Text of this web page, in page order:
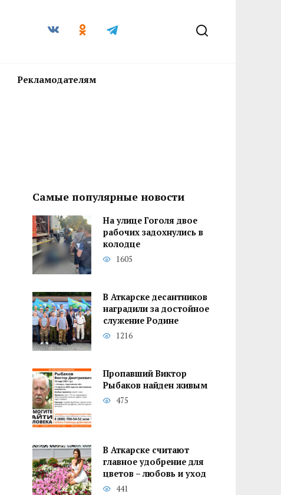
Рекламодателям
Самые популярные новости
На улице Гоголя двое
рабочих задохнулись в
колодце
1605
В Аткарске десантников
наградили за достойное
служение Родине
1216
Пропавший Виктор
Рыбаков найден живым
475
В Аткарске считают
главное удобрение для
цветов – любовь и уход
441